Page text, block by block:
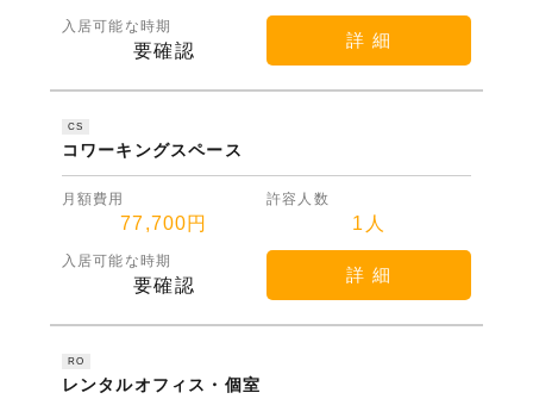
入居可能な時期
要確認
詳 細
CS
コワーキングスペース
月額費用
77,700円
許容人数
1人
入居可能な時期
要確認
詳 細
RO
レンタルオフィス・個室